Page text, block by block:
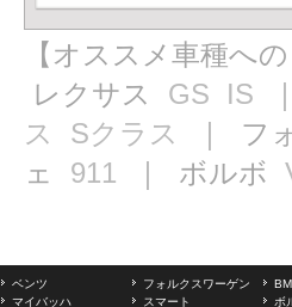
【オススメ車種への
レクサス GS IS
ス
Sクラス ｜ フ
ェ 911 ｜ ボルボ
ベンツ フォルクスワーゲン
マイバッハ
スマート ボ